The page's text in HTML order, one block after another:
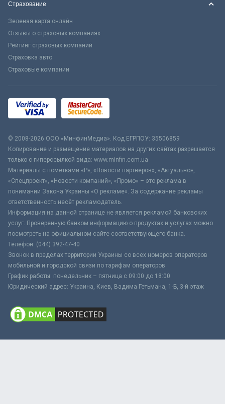
Страхование
Зеленая карта онлайн
Отзывы о страховых компаниях
Рейтинг страховых компаний
Страховка авто
Страховые компании
© 2008-2026 ООО «МинфинМедиа». Код ЕГРПОУ: 35506859
Копирование и размещение материалов на других сайтах разрешается
только с гиперссылкой вида: www.minfin.com.ua
Материалы с пометками «Р», «Новости партнёров», «Актуально»,
«Спецпроект», «Новости компаний», «Промо» – это реклама в
понимании Закона Украины «О рекламе». За содержание рекламы
ответственность несёт рекламодатель.
Информация на данной странице не является рекламой банковских
услуг. Проверенную банком информацию о продуктах и услугах можно
посмотреть на официальном сайте соответствующего банка.
Телефон: (044) 392-47-40
Звонок в пределах территории Украины со всех номеров операторов
мобильной и городской связи по тарифам операторов
График работы: понедельник – пятница с 09:00 до 18:00
Юридический адрес: Украина, Киев, Вадима Гетьмана, 1-Б, 3-й этаж